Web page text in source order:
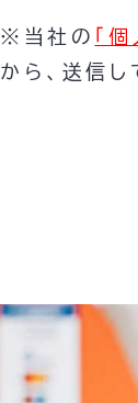
※当社の 「
から、送信し